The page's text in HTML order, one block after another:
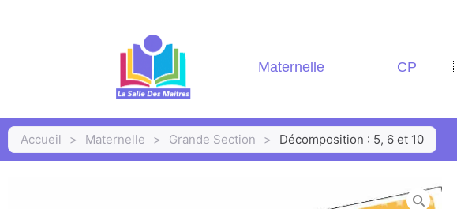
Maternelle CP
Accueil > Maternelle > Grande Section > Décomposition : 5, 6 et 10